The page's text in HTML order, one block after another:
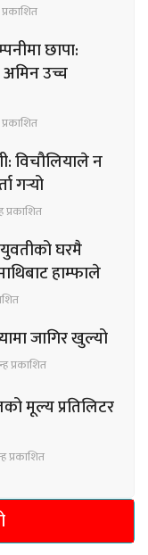
छापा:
उच्च
विचौलियाले न
गर्‍यो
घरमै
हाम्फाले
जागिर खुल्यो
प्रकाशित
मूल्य प्रतिलिटर
प्रकाशित